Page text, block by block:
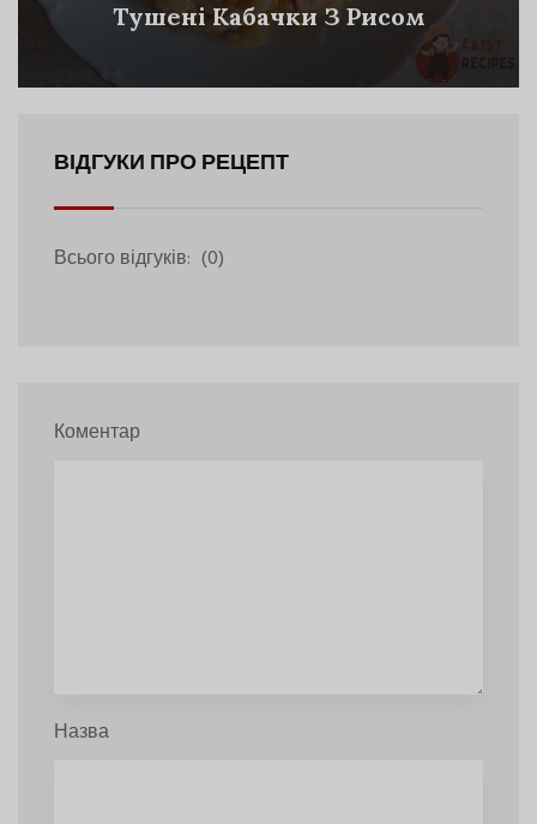
Тушені Кабачки З Рисом
ВІДГУКИ ПРО РЕЦЕПТ
Всього відгуків: (0)
Коментар
Назва